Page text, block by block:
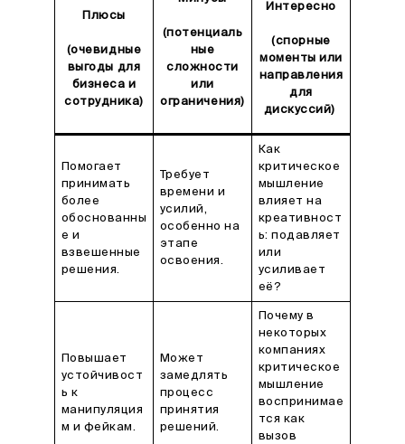
Плюсы
(очевидные
выгоды для
бизнеса и
сотрудника)
(потенциаль
ные
сложности
или
ограничения)
Интересно
(спорные
моменты или
направления
для
дискуссий)
Помогает
принимать
более
обоснованны
е и
взвешенные
решения.
Требует
времени и
усилий,
особенно на
этапе
освоения.
Как
критическое
мышление
влияет на
креативност
ь: подавляет
или
усиливает
её?
Повышает
устойчивост
ь к
манипуляция
м и фейкам.
Может
замедлять
процесс
принятия
решений.
Почему в
некоторых
компаниях
критическое
мышление
воспринимае
тся как
вызов